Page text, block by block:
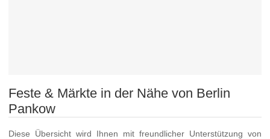
Feste & Märkte in der Nähe von Berlin
Pankow
Diese Übersicht wird Ihnen mit freundlicher Unterstützung von